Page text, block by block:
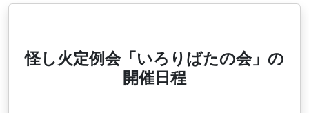
怪し火定例会「いろりばたの会」の
開催日程